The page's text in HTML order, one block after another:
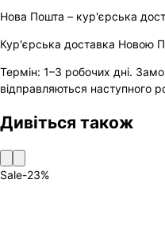
Нова Пошта – кур'єрська
Кур'єрська доставка Новою
Термін: 1–3 робочих дні.
відправляються наступного
Дивіться також
Sale-23%